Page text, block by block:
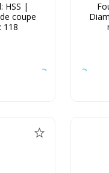
HSS |
coupe
118